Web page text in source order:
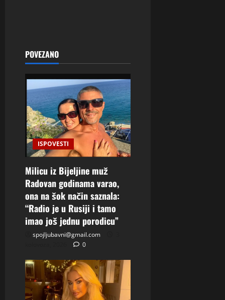
POVEZANO
ISPOVESTI
Milicu iz Bijeljine muž
Radovan godinama varao,
ona na šok način saznala:
“Radio je u Rusiji i tamo
imao još jednu porodicu”
spojljubavni@gmail.com
0